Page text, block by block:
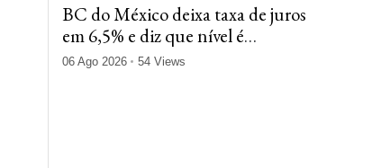
BC do México deixa taxa de juros
em 6,5% e diz que nível é
'apropriado' para enfrentar riscos
06 Ago 2026 54 Views